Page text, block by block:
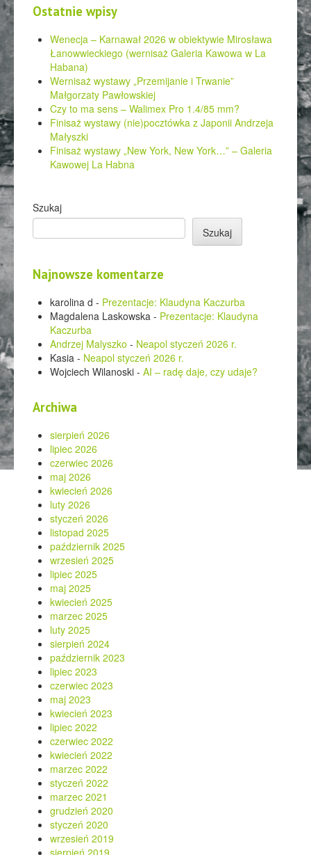
Ostatnie wpisy
Wenecja – Karnawał 2026 w obiektywie Mirosława
Łanowwieckiego (wernisaż Galeria Kawowa w La
Habana)
Wernisaż wystawy „Przemijanie i Trwanie”
Małgorzaty Pawłowskiej
Czy to ma sens – Walimex Pro 1.4/85 mm?
Finisaż wystawy (nie)pocztówka z Japonii Andrzeja
Małyszki
Finisaż wystawy „New York, New York…” – Galeria
Kawowej La Habna
Szukaj
Szukaj
Najnowsze komentarze
karolina d - Prezentacje: Klaudyna Kaczurba
Magdalena Laskowska - Prezentacje: Klaudyna
Kaczurba
Andrzej Malyszko - Neapol styczeń 2026 r.
Kasia - Neapol styczeń 2026 r.
Wojciech Wilanoski -AI – radę daje, czy udaje?
Archiwa
sierpień 2026
lipiec 2026
czerwiec 2026
maj 2026
kwiecień 2026
luty 2026
styczeń 2026
listopad 2025
październik 2025
wrzesień 2025
lipiec 2025
maj 2025
kwiecień 2025
marzec 2025
luty 2025
sierpień 2024
październik 2023
lipiec 2023
czerwiec 2023
maj 2023
kwiecień 2023
lipiec 2022
czerwiec 2022
kwiecień 2022
marzec 2022
styczeń 2022
marzec 2021
grudzień 2020
styczeń 2020
wrzesień 2019